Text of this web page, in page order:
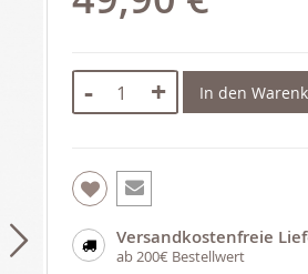
- + In den
Versandkostenfreie
ab 200€ Bestellwert